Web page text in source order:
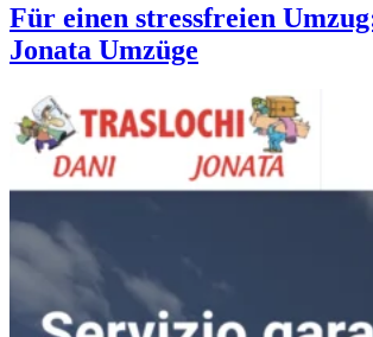
Für einen stressfreien
Jonata Umzüge